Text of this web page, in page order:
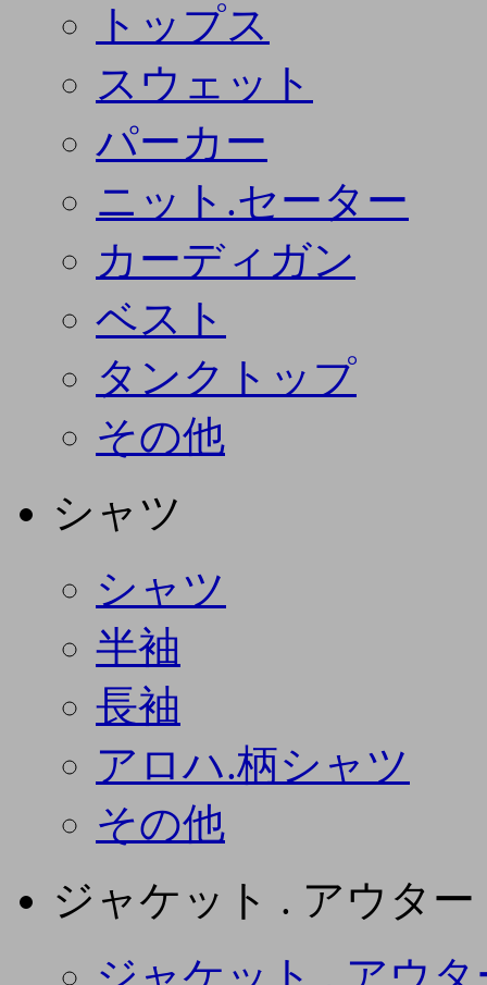
トップス
スウェット
パーカー
ニット.セーター
カーディガン
ベスト
タンクトップ
その他
シャツ
シャツ
半袖
長袖
アロハ.柄シャツ
その他
ジャケット . アウター